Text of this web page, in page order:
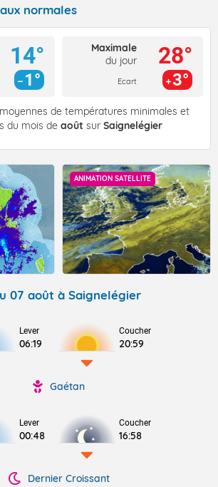
normales
14°
1°
Maximale
du jour
Ecart
28°
3°
de températures minimales et
du mois de août sur Saignelégier
ANIMATION SATELLITE
07 août à Saignelégier
Lever
06:19
Coucher
20:59
Gaétan
Lever
00:48
Coucher
16:58
Dernier Croissant